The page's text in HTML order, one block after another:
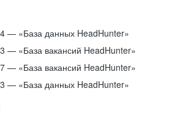
— «База данных HeadHunter»
— «База вакансий HeadHunter»
— «База вакансий HeadHunter»
— «База данных HeadHunter»